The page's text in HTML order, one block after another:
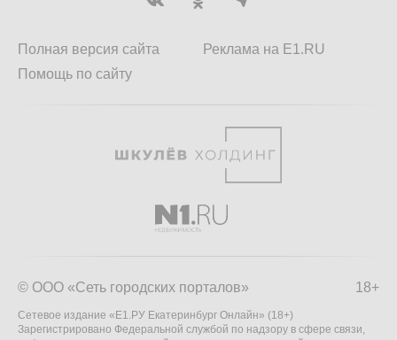
Полная версия сайта
Помощь по сайту
Реклама на E1.RU
18+
© ООО «Сеть городских порталов»
Сетевое издание «Е1.РУ Екатеринбург Онлайн» (18+)
Зарегистрировано Федеральной службой по надзору в сфере связи,